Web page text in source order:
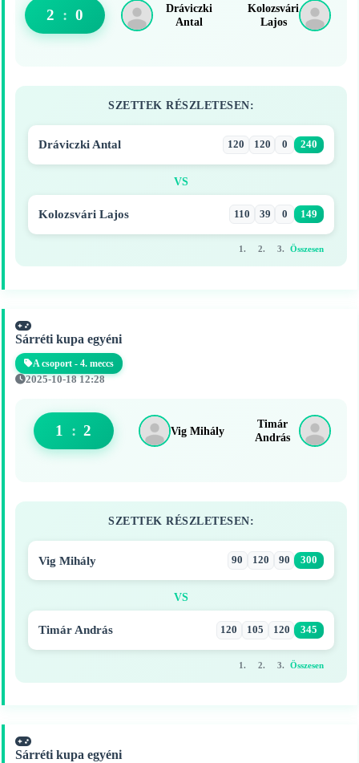
Dráviczki
Antal
2 : 0
Kolozsvári
Lajos
SZETTEK RÉSZLETESEN:
Dráviczki Antal 120 120 0 240
VS
Kolozsvári Lajos 110 39 0 149
1. 2. 3. Összesen
Sárréti kupa egyéni
A csoport - 4. meccs
2025-10-18 12:28
Vig Mihály
1 : 2
Timár
András
SZETTEK RÉSZLETESEN:
Vig Mihály 90 120 90 300
VS
Timár András 120 105 120 345
1. 2. 3. Összesen
Sárréti kupa egyéni